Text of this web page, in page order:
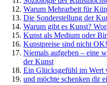
Warum Mehrarbeit für
Die Sonderstellung der
Warum gibt es Kunst?
Kunst als Medium oder
Kunstpreise sind nicht
Niemals aufgeben – eine
der Kunst
Ein Glücksgefühl im Wert
und möchte schenken dir